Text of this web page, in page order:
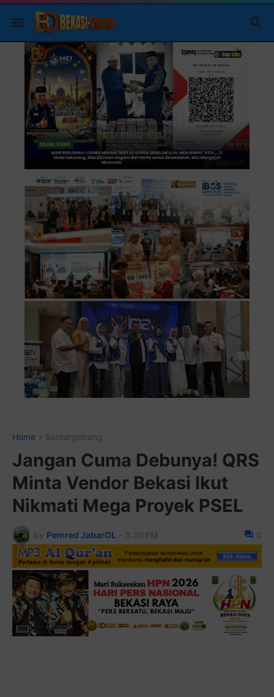
Home Bantargebang
Jangan Cuma Debunya! QRS
Minta Vendor Bekasi Ikut
Nikmati Mega Proyek PSEL
by Pemred JabarOL - 3:30 PM 0